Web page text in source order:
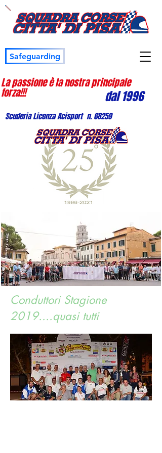
Safeguarding
La passione è la nostra principale
forza!!! dal 1996
Scuderia Licenza Acisport n. 68259
Conduttori Stagione
2019....quasi tutti